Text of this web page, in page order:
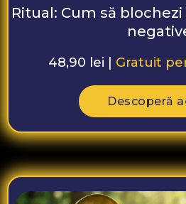
Ritual: Cum să
48,90 lei | Gratuit
Descoperă